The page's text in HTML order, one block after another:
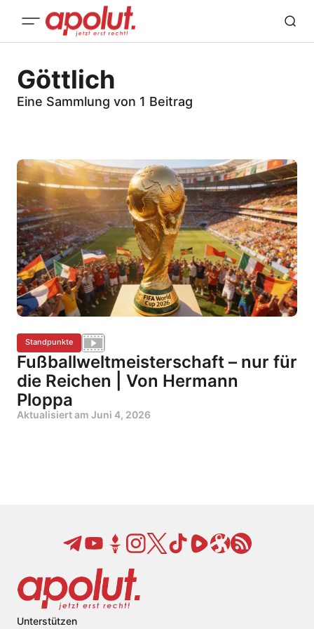
Göttlich
Eine Sammlung von 1 Beitrag
Standpunkte
Fußballweltmeisterschaft – nur für
die Reichen | Von Hermann
Ploppa
Aktualisiert am Juni 4, 2026
Unterstützen